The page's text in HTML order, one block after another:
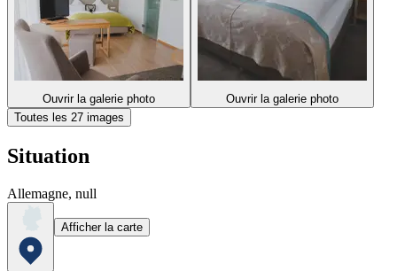
Ouvrir la galerie photo
Ouvrir la galerie photo
Toutes les 27 images
Situation
Allemagne, null
Afficher la carte